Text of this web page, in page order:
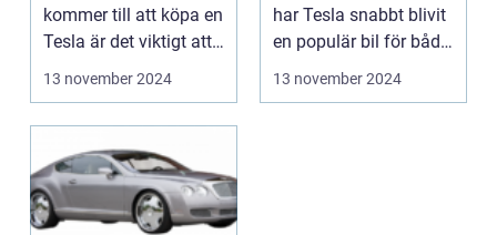
kommer till att köpa en
Tesla är det viktigt att
förstå de ...
13 november 2024
har Tesla snabbt blivit
en populär bil för både
miljöme...
13 november 2024